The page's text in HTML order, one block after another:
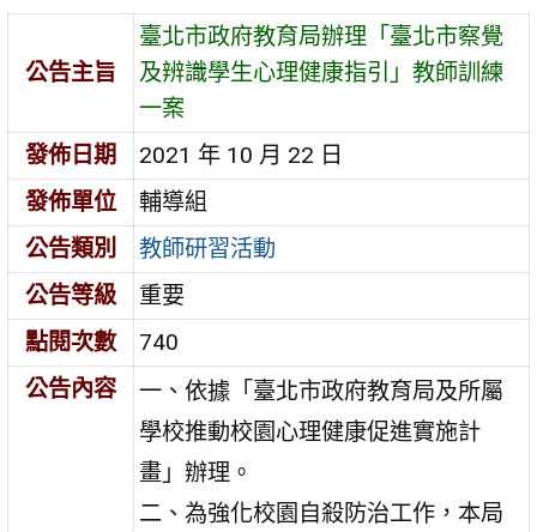
公告主旨
臺北市政府教育局辦理「臺北市察覺
及辨識學生心理健康指引」教師訓練
一案
發佈日期
2021 年 10 月 22 日
發佈單位
輔導組
公告類別
教師研習活動
公告等級
重要
點閱次數
740
公告內容
一、依據「臺北市政府教育局及所屬
學校推動校園心理健康促進實施計
畫」辦理。
二、為強化校園自殺防治工作，本局